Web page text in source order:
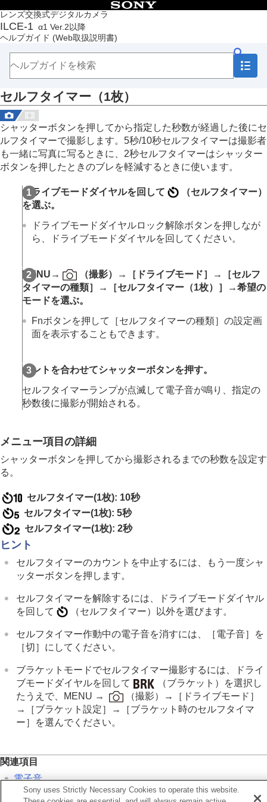
レンズ交換式デジタルカメラ
ILCE-1 α1 Ver.2以降
ヘルプガイド (Web取扱説明書)
目次
トップページ
ヘルプガイドの使いかた
本体と付属品を確認する
本機の基本操作
準備/基本的な撮影
MENU一覧から機能を探す
撮影機能を活用する
この章の目次
撮影モードを選ぶ
フォーカス（ピント）を合わせる
フォーカス機能を使う
露出/測光を調整する
ISO感度を選ぶ
ホワイトバランス
画像に効果を加える
ドライブモード
連続撮影
連続撮影の速度
セルフタイマー（1枚）
セルフタイマー（連続）
セルフタイマーの種類
ブラケット撮影時のインジケーター
フォーカスブラケット
ホワイトバランスブラケット
DROブラケット
インターバル撮影機能
より高解像の静止画を撮影する
画質や記録形式を設定する
シャッターの設定
ズームする
フラッシュを使う
手ブレを補正する
撮影中の画面表示を設定する
動画の音声を記録する
TC/UB設定
外部RAWレコーダーにRAW動画を出力する
画像と音声をライブ配信する
カメラをカスタマイズする
カメラの設定を変更する
スマートフォンでできること
パソコンでできること
クラウドサービスを利用する
セルフタイマー（1枚）
シャッターボタンを押してから指定した秒数が経過した後にセ
ルフタイマーで撮影します。5秒/10秒セルフタイマーは撮影者
も一緒に写真に写るときに、2秒セルフタイマーはシャッター
ボタンを押したときのブレを軽減するときに使います。
ドライブモードダイヤルを回して （セルフタイマー）
を選ぶ。
ドライブモードダイヤルロック解除ボタンを押しなが
ら、ドライブモードダイヤルを回してください。
MENU → （撮影）→ ［ドライブモード］ →
［セルフ
タイマーの種類］
→ ［セルフタイマー（1枚）］
→希望の
モードを選ぶ。
Fnボタンを押して
［セルフタイマーの種類］ の設定画
面を表示することもできます。
ピントを合わせてシャッターボタンを押す。
セルフタイマーランプが点滅して電子音が鳴り、指定の
秒数後に撮影が開始される。
メニュー項目の詳細
シャッターボタンを押してから撮影されるまでの秒数を設定す
る。
セルフタイマー(1枚): 10秒
セルフタイマー(1枚): 5秒
セルフタイマー(1枚): 2秒
ヒント
セルフタイマーのカウントを中止するには、もう一度シャ
ッターボタンを押します。
セルフタイマーを解除するには、ドライブモードダイヤル
を回して
（セルフタイマー）以外を選びます。
セルフタイマー作動中の電子音を消すには、 ［電子音］ を
［切］ にしてください。
ブラケットモードでセルフタイマー撮影するには、ドライ
ブモードダイヤルを回して
（ブラケット）を選択し
たうえで、MENU →
（撮影）→
［ドライブモード］
→
［ブラケット設定］ →
［ブラケット時のセルフタイマ
ー］ を選んでください。
関連項目
電子音
Sony uses Strictly Necessary Cookies to operate this website.